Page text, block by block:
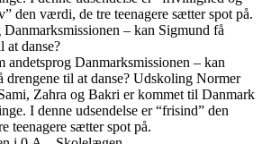
den værdi, de tre teenagere sætter spot på.
Danmarksmissionen – kan Sigmund få
at danse?
andetsprog Danmarksmissionen – kan
drengene til at danse? Udskoling Normer
Zahra og Bakri er kommet til Danmark
I denne udsendelse er “frisind” den
teenagere sætter spot på.